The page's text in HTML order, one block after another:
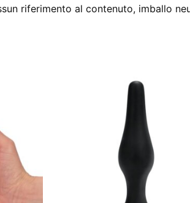
riferimento al contenuto, imballo